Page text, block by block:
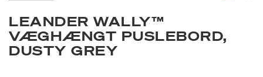
LEANDER WALLY™
VÆGHÆNGT PUSLEBORD,
DUSTY GREY